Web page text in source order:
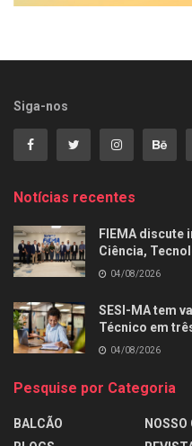
Siga-nos
Notícias recentes
FIEMA discute
Ciência,
04/08/2026
SESI-MA tem
Técnico em
04/08/2026
Pesquise por Categoria
BALCÃO
NOSSO